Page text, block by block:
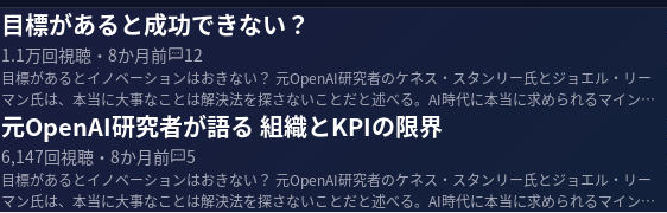
目標があると成功できない？
1.1万回視聴・ 8か月前 12
目標があるとイノベーションはおきない？ 元OpenAI研究者のケネス・スタンリー氏とジョエル・リー
マン氏は、本当に大事なことは解決法を探さないことだと述べる。AI時代に本当に求められるマインド
セットと...
元OpenAI研究者が語る 組織とKPIの限界
6,147回視聴・ 8か月前 5
目標があるとイノベーションはおきない？ 元OpenAI研究者のケネス・スタンリー氏とジョエル・リー
マン氏は、本当に大事なことは解決法を探さないことだと述べる。AI時代に本当に求められるマインド